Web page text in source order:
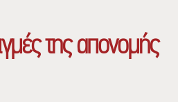
της απονομής